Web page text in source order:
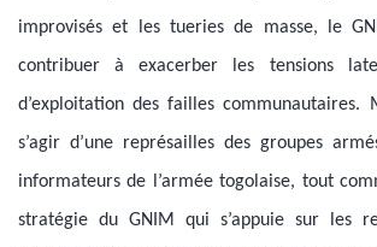
improvisés et les tueries de masse, le
contribuer à exacerber les tensions
d’exploitation des failles communautaires.
s’agir d’une représailles des groupes
informateurs de l’armée togolaise, tout
stratégie du GNIM qui s’appuie sur les